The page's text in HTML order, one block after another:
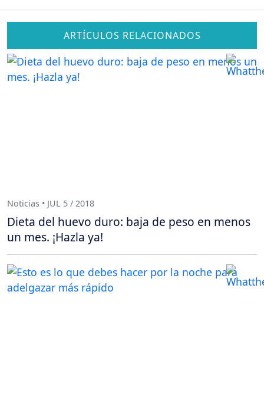
ARTÍCULOS RELACIONADOS
Noticias • JUL 5 / 2018
Dieta del huevo duro: baja de peso en menos
un mes. ¡Hazla ya!